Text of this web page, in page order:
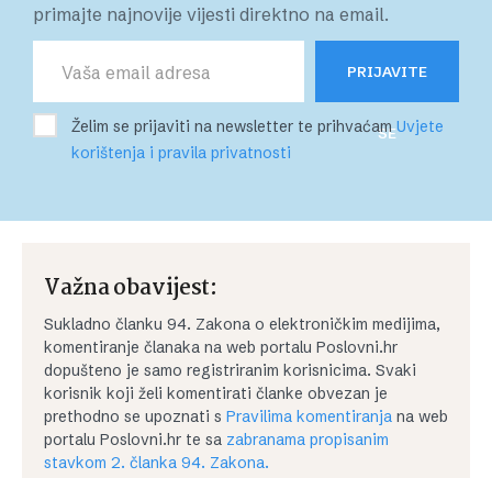
primajte najnovije vijesti direktno na email.
PRIJAVITE
SE
Želim se prijaviti na newsletter te prihvaćamUvjete
korištenja i pravila privatnosti
Važna obavijest:
Sukladno članku 94. Zakona o elektroničkim medijima,
komentiranje članaka na web portalu Poslovni.hr
dopušteno je samo registriranim korisnicima. Svaki
korisnik koji želi komentirati članke obvezan je
prethodno se upoznati s Pravilima komentiranja na web
portalu Poslovni.hr te sa zabranama propisanim
stavkom 2. članka 94. Zakona.